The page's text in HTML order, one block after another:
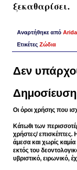
ξεκαθαρίσει.
Αναρτήθηκε από
Ετικέτες Ζώδια
Δεν
Οι όροι χρήσης που
Κάτωθι των
χρήστες/ επισκέπτες.
άμεσα και χωρίς
εκτός του
υβριστικό, ειρωνικό,